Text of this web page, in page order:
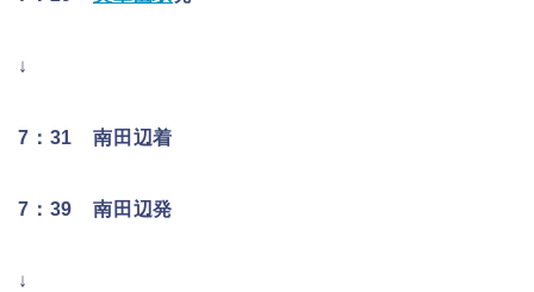
↓
7：31 南田辺着
7：39 南田辺発
↓